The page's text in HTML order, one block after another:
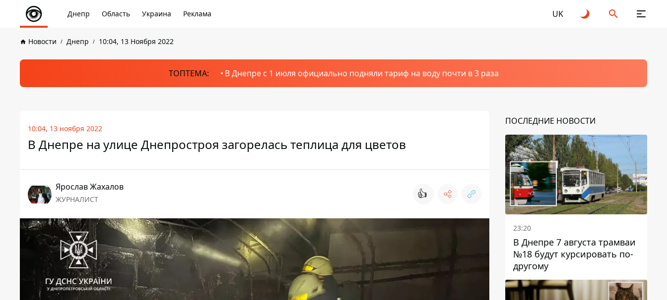
Днепр Область Украина Реклама UK
Новости Днепр 10:04, 13 Ноября 2022
ТОПТЕМА: В Днепре с 1 июля официально подняли тариф на воду почти в 3 раза
10:04, 13 ноября 2022
В Днепре на улице Днепростроя загорелась теплица для цветов
Ярослав Жахалов
ЖУРНАЛИСТ 👍
ПОСЛЕДНИЕ НОВОСТИ
23:20
В Днепре 7 августа трамваи
№18 будут курсировать по-
другому